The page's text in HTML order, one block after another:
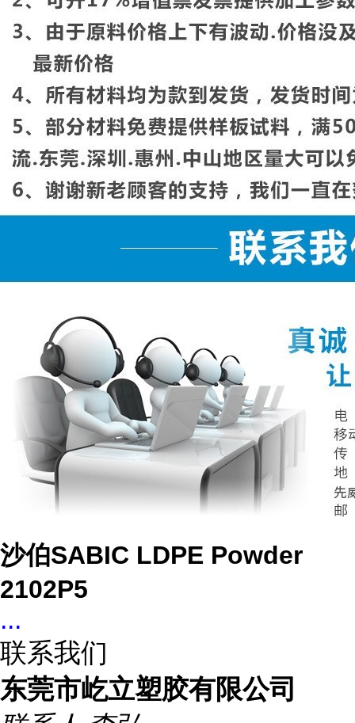
沙伯SABIC LDPE Powder
2102P5
...
联系我们
东莞市屹立塑胶有限公司